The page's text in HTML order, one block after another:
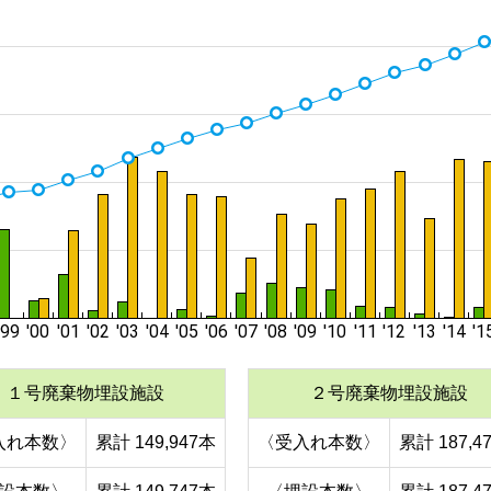
１号廃棄物埋設施設
本数〉 累計 149,947本
２号廃棄物埋設施設
〈受入れ本数〉 累計